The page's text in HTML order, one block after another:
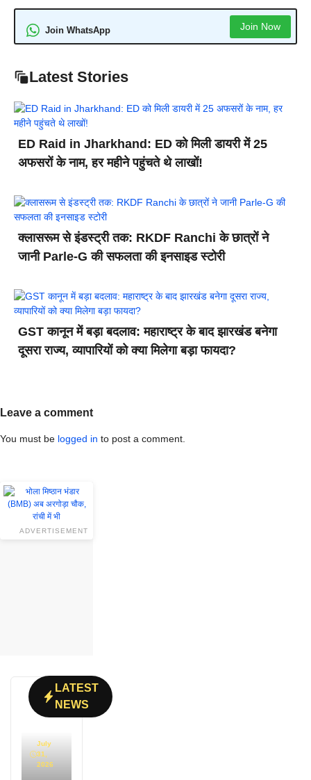
Join WhatsApp Join Now
Latest Stories
ED Raid in Jharkhand: ED को मिली डायरी में 25
अफसरों के नाम, हर महीने पहुंचते थे लाखों!
क्लासरूम से इंडस्ट्री तक: RKDF Ranchi के छात्रों ने
जानी Parle-G की सफलता की इनसाइड स्टोरी
GST कानून में बड़ा बदलाव: महाराष्ट्र के बाद झारखंड बनेगा
दूसरा राज्य, व्यापारियों को क्या मिलेगा बड़ा फायदा?
Leave a comment
You must be logged in to post a comment.
ADVERTISEMENT
LATEST
NEWS
July
31,
2026